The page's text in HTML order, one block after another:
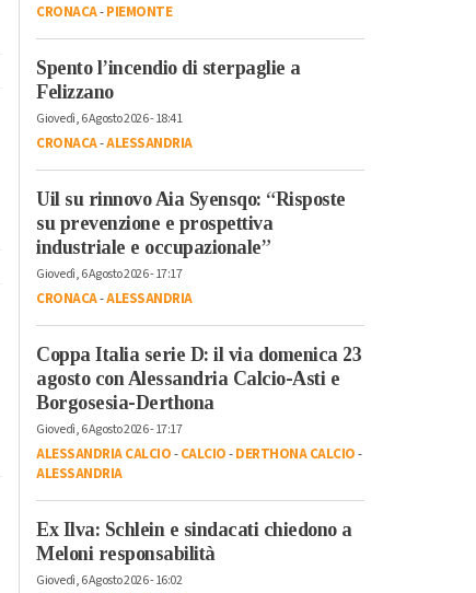
CRONACA-PIEMONTE
Spento l’incendio di sterpaglie a
Felizzano
Giovedì, 6 Agosto 2026 - 18:41
CRONACA-ALESSANDRIA
Uil su rinnovo Aia Syensqo: “Risposte
su prevenzione e prospettiva
industriale e occupazionale”
Giovedì, 6 Agosto 2026 - 17:17
CRONACA-ALESSANDRIA
Coppa Italia serie D: il via domenica 23
agosto con Alessandria Calcio-Asti e
Borgosesia-Derthona
Giovedì, 6 Agosto 2026 - 17:17
ALESSANDRIA CALCIO-CALCIO-DERTHONA CALCIO-
ALESSANDRIA
Ex Ilva: Schlein e sindacati chiedono a
Meloni responsabilità
Giovedì, 6 Agosto 2026 - 16:02